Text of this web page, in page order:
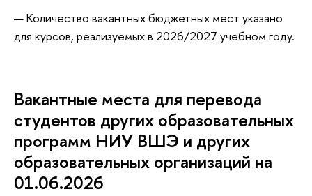
Количество вакантных бюджетных мест указано
для курсов, реализуемых в 2026/2027 учебном году.
Вакантные места для перевода
студентов других образовательных
программ НИУ ВШЭ и других
образовательных организаций на
01.06.2026